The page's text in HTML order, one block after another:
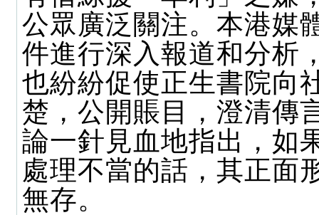
公眾廣泛關注。本港媒
件進行深入報道和分析
也紛紛促使正生書院向
楚，公開賬目，澄清傳
論一針見血地指出，如
處理不當的話，其正面
無存。